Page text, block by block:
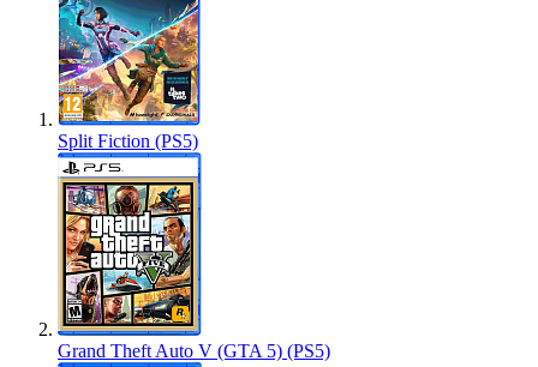
Split Fiction (PS5)
Grand Theft Auto V (GTA 5) (PS5)